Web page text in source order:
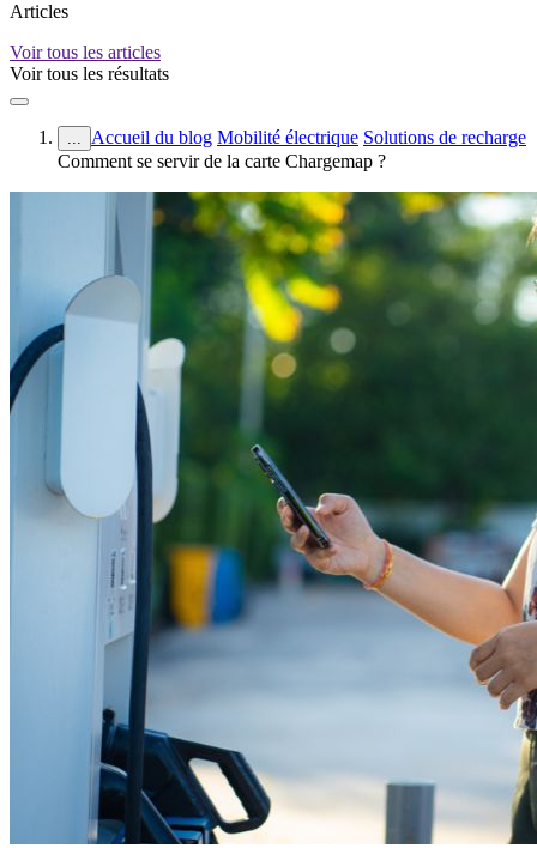
Articles
Voir tous les articles
Voir tous les résultats
... Accueil du blog Mobilité électrique Solutions de recharge
Comment se servir de la carte Chargemap ?